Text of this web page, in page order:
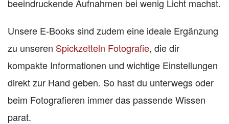
beeindruckende Aufnahmen bei wenig Licht machst.
Unsere E-Books sind zudem eine ideale Ergänzung
zu unseren Spickzetteln Fotografie, die dir
kompakte Informationen und wichtige Einstellungen
direkt zur Hand geben. So hast du unterwegs oder
beim Fotografieren immer das passende Wissen
parat.